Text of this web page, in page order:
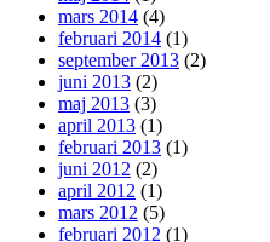
mars 2014 (4)
februari 2014 (1)
september 2013 (2)
juni 2013 (2)
maj 2013 (3)
april 2013 (1)
februari 2013 (1)
juni 2012 (2)
april 2012 (1)
mars 2012 (5)
februari 2012 (1)